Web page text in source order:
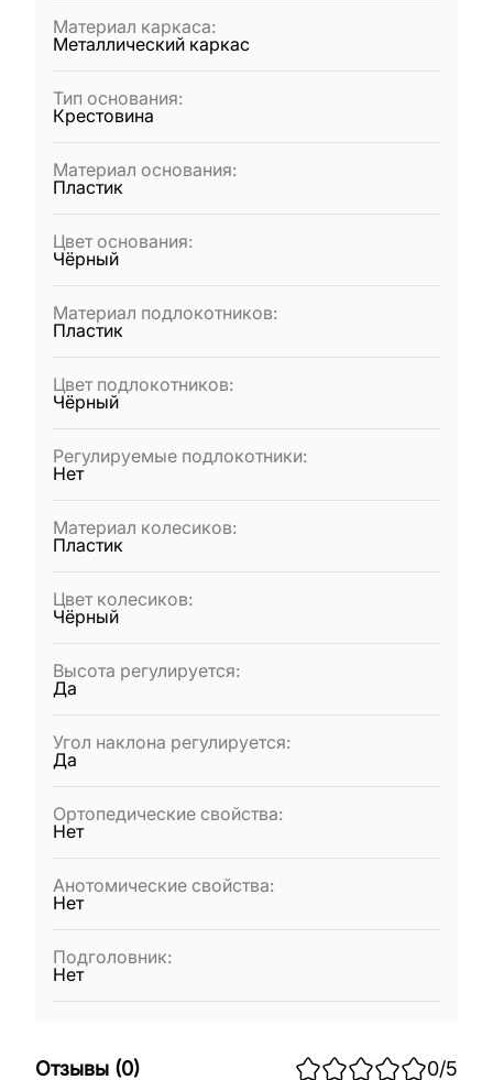
Материал каркаса:
Металлический каркас
Тип основания:
Крестовина
Материал основания:
Пластик
Цвет основания:
Чёрный
Материал подлокотников:
Пластик
Цвет подлокотников:
Чёрный
Регулируемые подлокотники:
Нет
Материал колесиков:
Пластик
Цвет колесиков:
Чёрный
Высота регулируется:
Да
Угол наклона регулируется:
Да
Ортопедические свойства:
Нет
Анотомические свойства:
Нет
Подголовник:
Нет
Отзывы (0) 0/5